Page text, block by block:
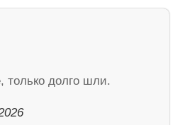
только долго шли.